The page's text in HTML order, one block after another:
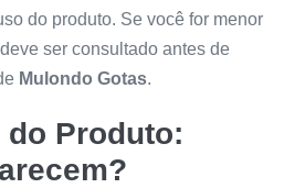
do produto. Se você for menor
ser consultado antes de
Mulondo Gotas.
Produto: